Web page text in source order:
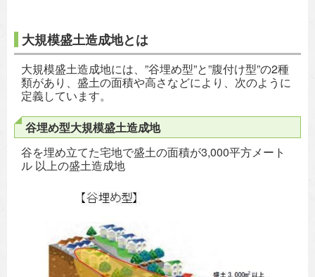
大規模盛土造成地とは
大規模盛土造成地には、”谷埋め型”と”腹付け型”の2種
類があり、盛土の面積や高さなどにより、次のように
定義しています。
谷埋め型大規模盛土造成地
谷を埋め立てた宅地で盛土の面積が3,000平方メート
ル 以上の盛土造成地